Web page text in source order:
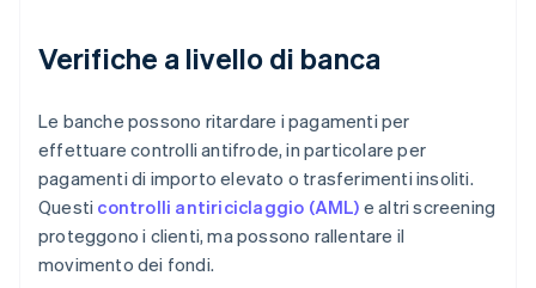
Verifiche a livello di banca
Le banche possono ritardare i pagamenti per
effettuare controlli antifrode, in particolare per
pagamenti di importo elevato o trasferimenti insoliti.
Questi controlli antiriciclaggio (AML) e altri screening
proteggono i clienti, ma possono rallentare il
movimento dei fondi.